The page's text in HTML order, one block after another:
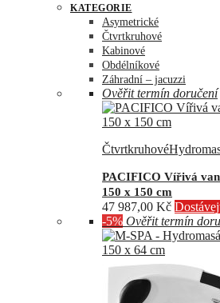
KATEGORIE
Asymetrické
Čtvrtkruhové
Kabinové
Obdélníkové
Záhradní – jacuzzi
Ověřit termín doručení
Čtvrtkruhové
PACIFICO Vířivá
150 x 150 cm
47 987,00 Kč
-5% Ověřit termín